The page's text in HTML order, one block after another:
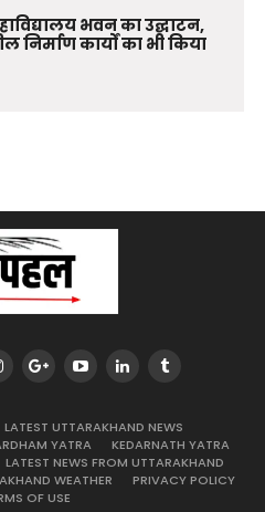
भवन का उद्घाटन,
निर्माण कार्यों का भी किया
LATEST UTTARAKHAND NEWS
YATRA
KEDARNATH YATRA
LATEST NEWS FROM UTTARAKHAND
WEATHER
PRIVACY POLICY
OF USE